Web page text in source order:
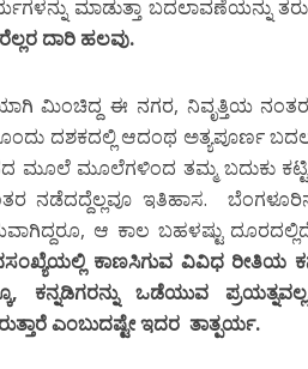
ಮಾಡುತ್ತಾ ಬದಲಾವಣೆಯನ್ನು
ದಾರಿ ಹಲವು.
ಮಿಂಚಿದ್ದ ಈ ನಗರ, ನಿವೃತ್ತಿಯ
ದಶಕದಲ್ಲಿ ಆದಂಥ ಅತ್ಯಪೂರ್ಣ
ಮೂಲೆ ಮೂಲೆಗಳಿಂದ ತಮ್ಮ ಬದುಕು
ನಡೆದದ್ದೆಲ್ಲವೂ ಇತಿಹಾಸ.
ಆ ಕಾಲ ಬಹಳಷ್ಟು
ಕಾಣಸಿಗುವ ವಿವಿಧ ರೀತಿಯ
ಕನ್ನಡಿಗರನ್ನು ಒಡೆಯುವ
ಎಂಬುದಷ್ಟೇ ಇದರ ತಾತ್ಪರ್ಯ.